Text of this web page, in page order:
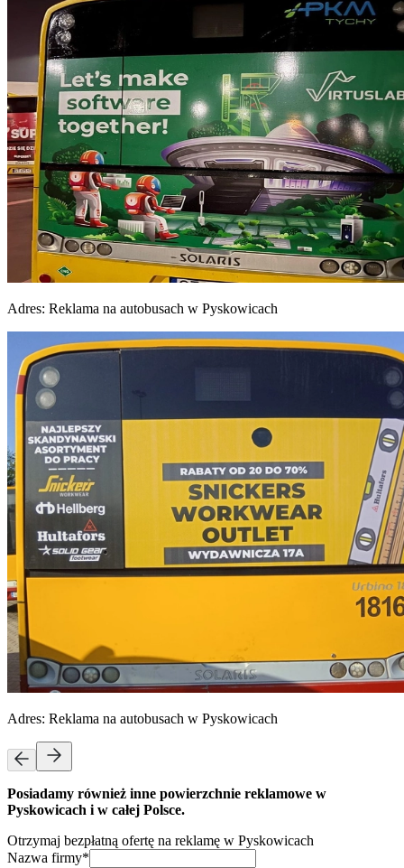
Adres: Reklama na autobusach w Pyskowicach
Adres: Reklama na autobusach w Pyskowicach
Posiadamy również inne powierzchnie reklamowe w
Pyskowicach i w całej Polsce.
Otrzymaj bezpłatną ofertę na reklamę w Pyskowicach
Nazwa firmy*